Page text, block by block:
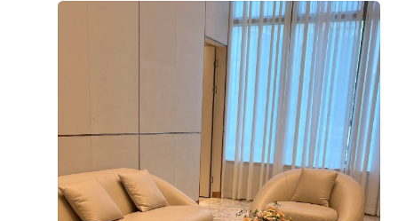
원판 사진을 찍을 때 하객 수가 많아 작가님과 도우미분들
께서 인원 통제하시기 조금 힘드셨을 텐데 끝까지 차분하
도 해보고 싶어서 했는데 만족스러웠어요,,,^^ ​ 제일 중요
한 뷔페 역시 음식 맛이 좋아 하객분들 반응도 좋았습니다
기였습니다!
었는데 10시쯤 여유 있게 도착하여 예비 신부대기실로 먼
님을 비롯해 서브스냅, DVD, 아이폰스냅 작가님들 모두 일
찍 오셔서 미리 인사를 나누었고, 예비 대기실에서부터 촬
실에서 찍고, 신부 대기실에서는 친구들이랑 찍고 싶다고
말해둬서 여기서 사진 많이 찍고 그 외에서는 설정샷 안찍
는데, 시간이 지연되어서 원판 사진 찍을 시간이 없을까봐
신부대기실에서 직계가족 원판도 미리 찍었습니다. (식 끝
+ 카페
+4